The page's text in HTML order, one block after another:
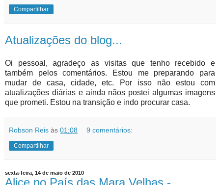
Compartilhar
Atualizações do blog...
Oi pessoal, agradeço as visitas que tenho recebido e
também pelos comentários. Estou me preparando para
mudar de casa, cidade, etc. Por isso não estou com
atualizações diárias e ainda nãos postei algumas imagens
que prometi. Estou na transição e indo procurar casa.
Robson Reis às 01:08 9 comentários:
Compartilhar
sexta-feira, 14 de maio de 2010